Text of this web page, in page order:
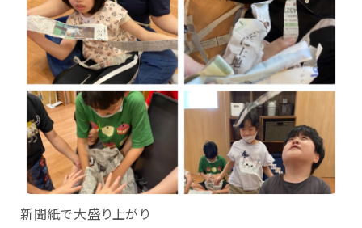
新聞紙で大盛り上がり